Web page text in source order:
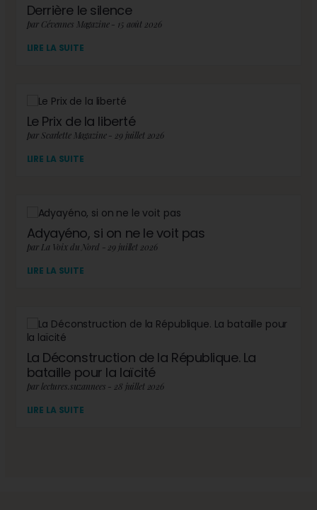
Derrière le silence
par Cévennes Magazine - 15 août 2026
LIRE LA SUITE
Le Prix de la liberté
par Scarlette Magazine - 29 juillet 2026
LIRE LA SUITE
Adyayéno, si on ne le voit pas
par La Voix du Nord - 29 juillet 2026
LIRE LA SUITE
La Déconstruction de la République. La
bataille pour la laïcité
par lectures.suzannees - 28 juillet 2026
LIRE LA SUITE